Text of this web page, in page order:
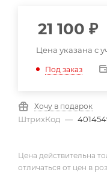
21 100 ₽
Цена указана с
Под заказ
Хочу в подарок
ШтрихКод —
Цена действительна
отличаться от цен в